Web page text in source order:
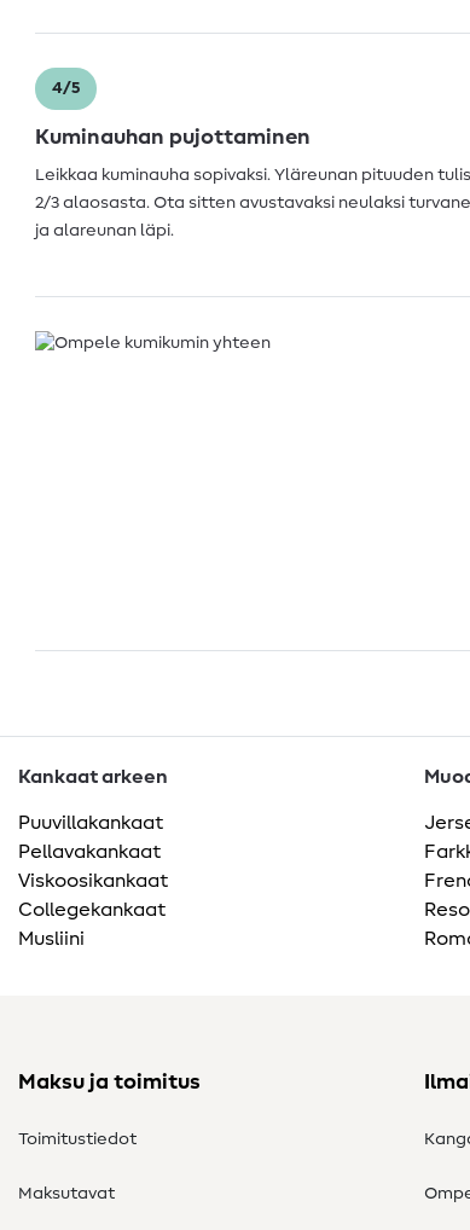
4/5
Kuminauhan pujottaminen
Leikkaa kuminauha sopivaksi. Yläreunan pituuden
2/3 alaosasta. Ota sitten avustavaksi neulaksi
ja alareunan läpi.
Kankaat arkeen
Puuvillakankaat
Pellavakankaat
Viskoosikankaat
Collegekankaat
Musliini
Maksu ja toimitus
Toimitustiedot
Maksutavat